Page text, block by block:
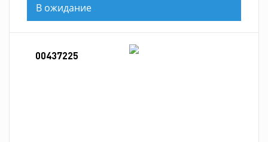
В ожидание
00437225